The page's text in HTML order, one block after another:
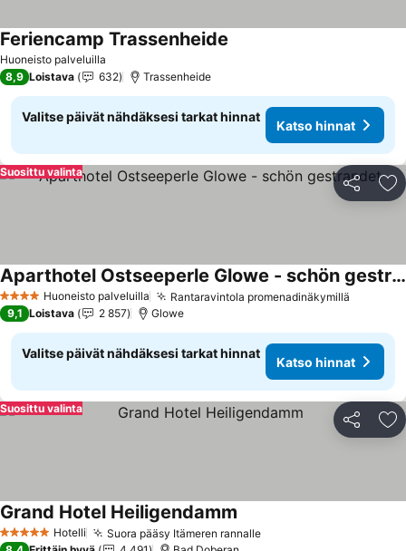
Huoneisto palveluilla
Feriencamp Trassenheide
8,9 Loistava 632 Trassenheide
Valitse päivät nähdäksesi tarkat hinnat
Katso hinnat
Jaa
Suosittu valinta
4 TähtiluokitusHuoneisto palveluilla Rantaravintola promenadinäkymillä
Aparthotel Ostseeperle Glowe - schön gestrandet
Katso hinnat
9,1 Loistava 2 857 Glowe
Valitse päivät nähdäksesi tarkat hinnat
Katso hinnat
Jaa
Suosittu valinta
5 Tähtiluokitus
Hotelli Suora pääsy Itämeren rannalleKatso hinnat
Grand Hotel Heiligendamm